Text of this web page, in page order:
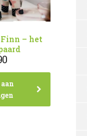
– het